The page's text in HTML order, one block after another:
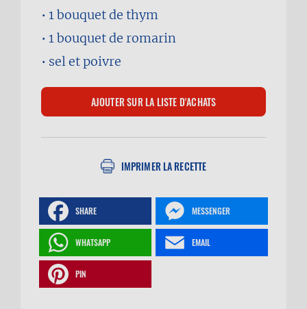
1 bouquetde thym
1 bouquetde romarin
sel et poivre
IMPRIMER LA RECETTE
SHARE MESSENGER
WHATSAPP EMAIL
PIN